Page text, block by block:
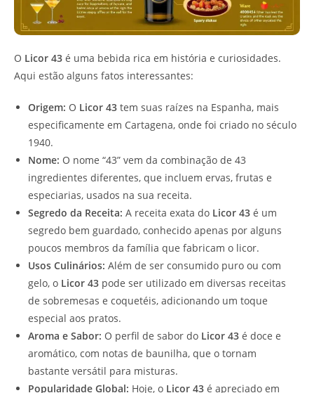
O Licor 43 é uma bebida rica em história e curiosidades.
Aqui estão alguns fatos interessantes:
Origem: O Licor 43 tem suas raízes na Espanha, mais
especificamente em Cartagena, onde foi criado no século
1940.
Nome: O nome “43” vem da combinação de 43
ingredientes diferentes, que incluem ervas, frutas e
especiarias, usados na sua receita.
Segredo da Receita: A receita exata do Licor 43 é um
segredo bem guardado, conhecido apenas por alguns
poucos membros da família que fabricam o licor.
Usos Culinários: Além de ser consumido puro ou com
gelo, o Licor 43 pode ser utilizado em diversas receitas
de sobremesas e coquetéis, adicionando um toque
especial aos pratos.
Aroma e Sabor: O perfil de sabor do Licor 43 é doce e
aromático, com notas de baunilha, que o tornam
bastante versátil para misturas.
Popularidade Global: Hoje, o Licor 43 é apreciado em